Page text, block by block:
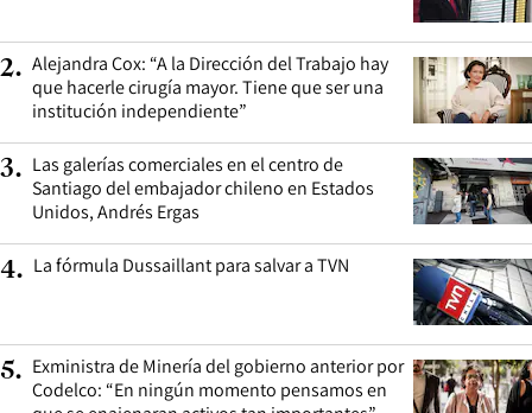
2. Alejandra Cox: “A la Dirección del Trabajo hay
que hacerle cirugía mayor. Tiene que ser una
institución independiente”
3. Las galerías comerciales en el centro de
Santiago del embajador chileno en Estados
Unidos, Andrés Ergas
4. La fórmula Dussaillant para salvar a TVN
5. Exministra de Minería del gobierno anterior por
Codelco: “En ningún momento pensamos en